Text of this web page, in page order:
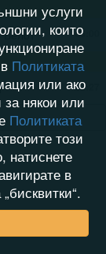
Белот 03:00
22:27
услуги
които
Политиката
или ако
за някои или
Политиката
този
натиснете
в